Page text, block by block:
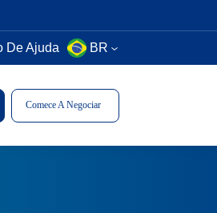
De Ajuda BR
Comece A Negociar